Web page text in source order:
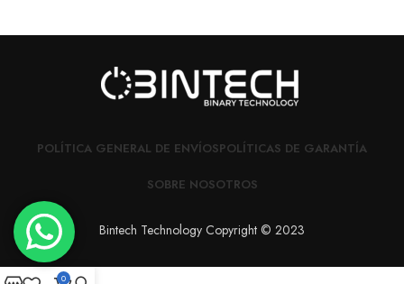
POLÍTICA GENERAL DE ENVÍOSPOLÍTICAS DE GARANTÍA
SOBRE NOSOTROS
Bintech Technology Copyright © 2023
0